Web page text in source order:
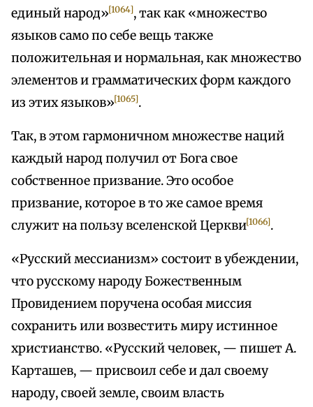
единый народ»[1064], так как «множество
языков само по себе вещь также
положительная и нормальная, как множество
элементов и грамматических форм каждого
из этих языков»[1065].
Так, в этом гармоничном множестве наций
каждый народ получил от Бога свое
собственное призвание. Это особое
призвание, которое в то же самое время
служит на пользу вселенской Церкви[1066].
«Русский мессианизм» состоит в убеждении,
что русскому народу Божественным
Провидением поручена особая миссия
сохранить или возвестить миру истинное
христианство. «Русский человек, — пишет А.
Карташев, — присвоил себе и дал своему
народу, своей земле, своим власть